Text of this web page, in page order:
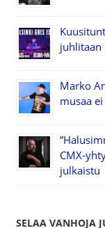
juhlitaan
Marko
musaa
CMX-
julkaistu
SELAA VANHOJA